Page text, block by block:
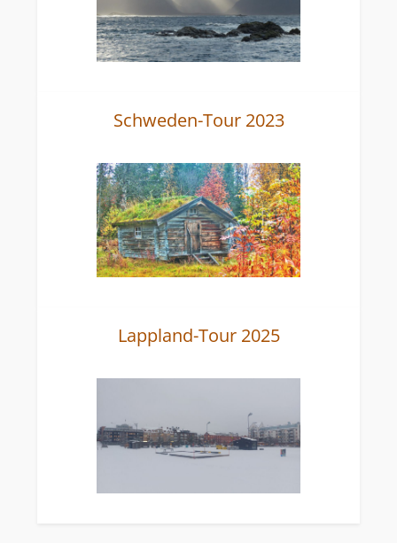
Schweden-Tour 2023
Lappland-Tour 2025